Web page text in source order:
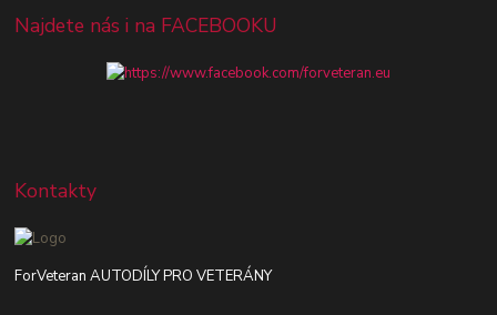
Najdete nás i na FACEBOOKU
Kontakty
ForVeteran AUTODÍLY PRO VETERÁNY